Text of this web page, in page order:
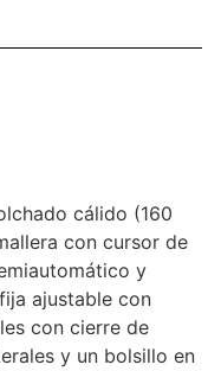
cálido (160
con cursor de
y
ajustable con
con cierre de
y un bolsillo en